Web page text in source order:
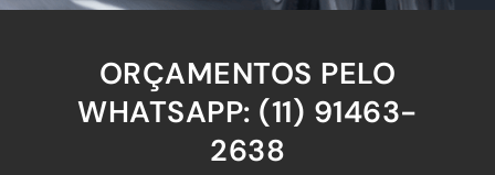
ORÇAMENTOS PELO
WHATSAPP: (11) 91463-
2638